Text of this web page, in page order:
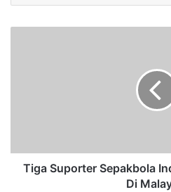
Tiga Suporter Sepakbola
Di